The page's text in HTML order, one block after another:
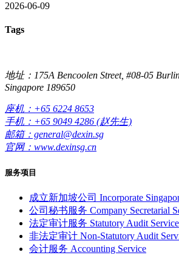
2026-06-09
Tags
地址：175A Bencoolen Street, #08-05
Singapore 189650
座机：+65 6224 8653
手机：+65 9049 4286 (赵先生)
邮箱：general@dexin.sg
官网：www.dexinsg.cn
服务项目
成立新加坡公司 Incorporate
公司秘书服务 Company Secretarial
法定审计服务 Statutory Audit Service
非法定审计 Non-Statutory Audit
会计服务 Accounting Service